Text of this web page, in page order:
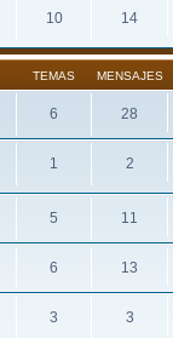
10 14
TEMAS MENSAJES
6 28
1 2
5 11
6 13
3 3